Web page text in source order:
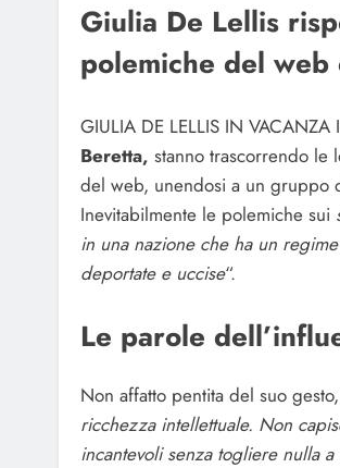
Giulia De Lellis
polemiche del web
GIULIA DE LELLIS IN VACANZA
Beretta, stanno trascorrendo le
del web, unendosi a un gruppo
Inevitabilmente le polemiche sui
in una nazione che ha un
deportate e uccise“.
Le parole
Non affatto pentita del suo
ricchezza intellettuale. Non
incantevoli senza togliere nulla